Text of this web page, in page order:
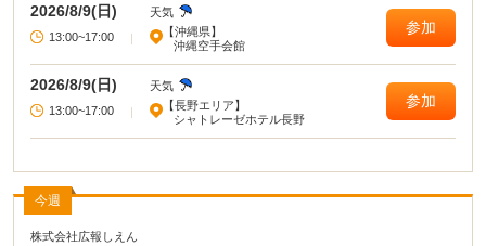
2026/8/9(日)
天気
13:00~17:00
【沖縄県】
沖縄空手会館
参加
2026/8/9(日)
天気
13:00~17:00
【長野エリア】
シャトレーゼホテル長野
参加
今週
株式会社広報しえん